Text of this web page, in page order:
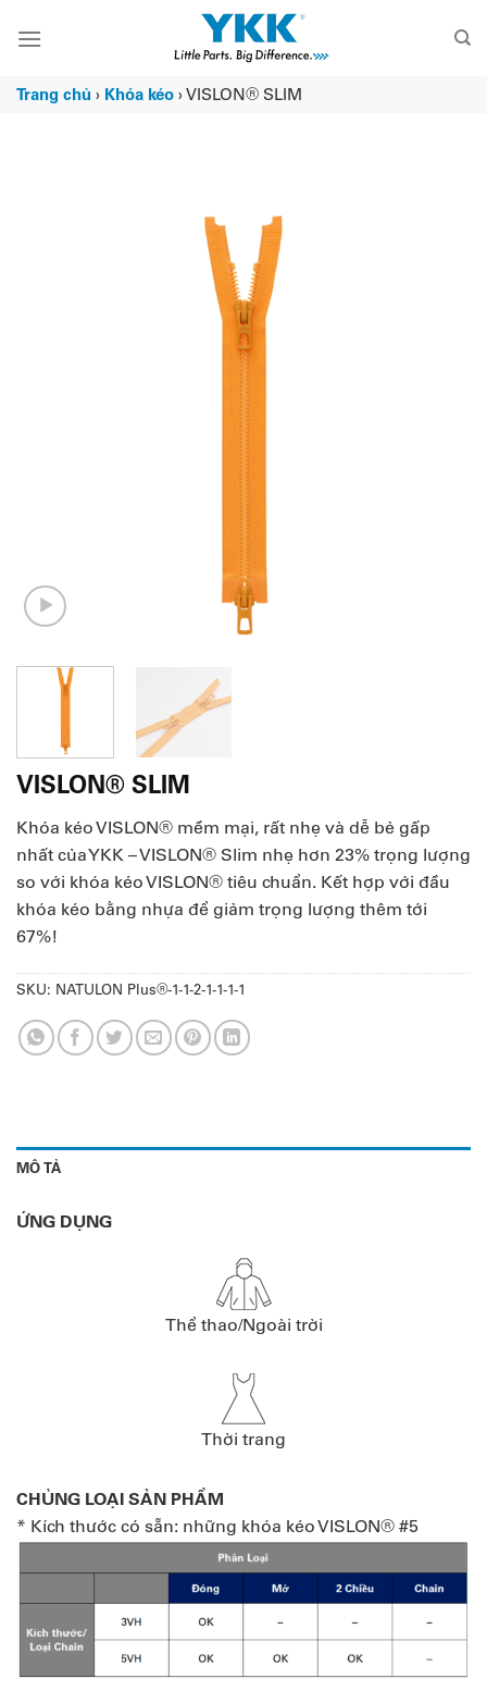
đến
dung
Trang chủ › Khóa kéo›VISLON® SLIM
VISLON® SLIM
Khóa kéo VISLON® mềm mại, rất nhẹ và dễ bẻ gấp
nhất của YKK – VISLON® Slim nhẹ hơn 23% trọng lượng
so với khóa kéo VISLON® tiêu chuẩn. Kết hợp với đầu
khóa kéo bằng nhựa để giảm trọng lượng thêm tới
67%!
SKU: NATULON Plus®-1-1-2-1-1-1-1
MÔ TẢ
ỨNG DỤNG
Thể thao/Ngoài trời
Thời trang
CHỦNG LOẠI SẢN PHẨM
* Kích thước có sẵn: những khóa kéo VISLON® #5